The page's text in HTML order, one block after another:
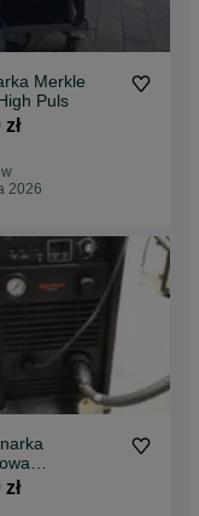
Merkle
Puls
2026